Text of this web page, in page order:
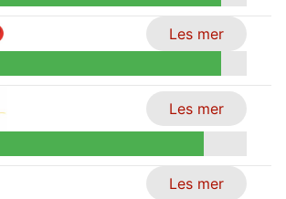
Les mer
Les mer
Les mer